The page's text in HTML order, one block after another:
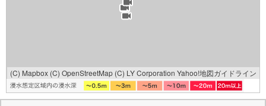
(C) Mapbox (C) OpenStreetMap (C) LY Corporation Yahoo!地図ガイドライン